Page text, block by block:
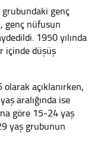
genç
genç nüfusun
1950 yılında
içinde düşüş
açıklanırken,
aralığında ise
göre 15-24 yaş
yaş grubunun